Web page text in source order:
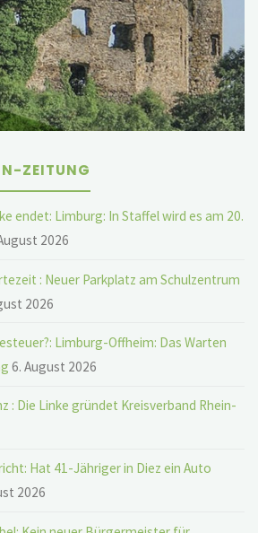
ZEITUNG
endet: Limburg: In Staffel wird es am 20.
2026
: Neuer Parkplatz am Schulzentrum
2026
Limburg-Offheim: Das Warten
6. August 2026
: Die Linke gründet Kreisverband Rhein-
Hat 41-Jähriger in Diez ein Auto
2026